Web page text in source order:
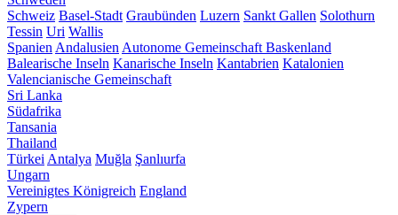
Schweiz Basel-Stadt Graubünden Luzern Sankt Gallen Solothurn
Tessin Uri Wallis
Spanien Andalusien Autonome Gemeinschaft Baskenland
Balearische Inseln Kanarische Inseln Kantabrien Katalonien
Valencianische Gemeinschaft
Sri Lanka
Südafrika
Tansania
Thailand
Türkei Antalya Muğla Şanlıurfa
Ungarn
Vereinigtes Königreich England
Zypern